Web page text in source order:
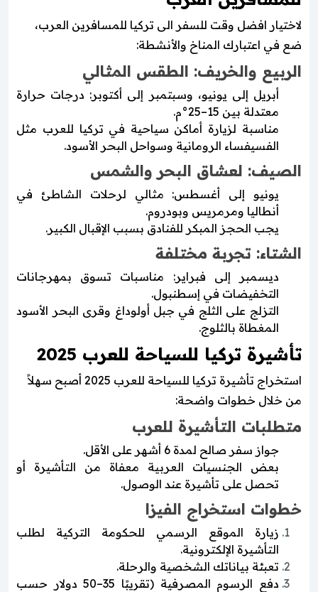
لاختيار افضل وقت للسفر الى تركيا للمسافرين العرب،
ضع في اعتبارك المناخ والأنشطة:
الربيع والخريف: الطقس المثالي
أبريل إلى يونيو، وسبتمبر إلى أكتوبر: درجات حرارة
معتدلة بين 15–25°م.
مناسبة لزيارة أماكن سياحية في تركيا للعرب مثل
الفسيفساء الرومانية وسواحل البحر الأسود.
الصيف: لعشاق البحر والشمس
يونيو إلى أغسطس: مثالي لرحلات الشاطئ في
أنطاليا ومرمريس وبودروم.
يجب الحجز المبكر للفنادق بسبب الإقبال الكبير.
الشتاء: تجربة مختلفة
ديسمبر إلى فبراير: مناسبات تسوق بمهرجانات
التخفيضات في إسطنبول.
التزلج على الثلج في جبل أولوداغ وقرى البحر الأسود
المغطاة بالثلوج.
تأشيرة تركيا للسياحة للعرب 2025
استخراج تأشيرة تركيا للسياحة للعرب 2025 أصبح سهلاً
من خلال خطوات واضحة:
متطلبات التأشيرة للعرب
جواز سفر صالح لمدة 6 أشهر على الأقل.
بعض الجنسيات العربية معفاة من التأشيرة أو
تحصل على تأشيرة عند الوصول.
خطوات استخراج الفيزا
زيارة الموقع الرسمي للحكومة التركية لطلب
التأشيرة الإلكترونية.
تعبئة بياناتك الشخصية والرحلة.
دفع الرسوم المصرفية (تقريبًا 35–50 دولار حسب